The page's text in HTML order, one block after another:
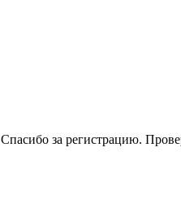
Спасибо за регистрацию.